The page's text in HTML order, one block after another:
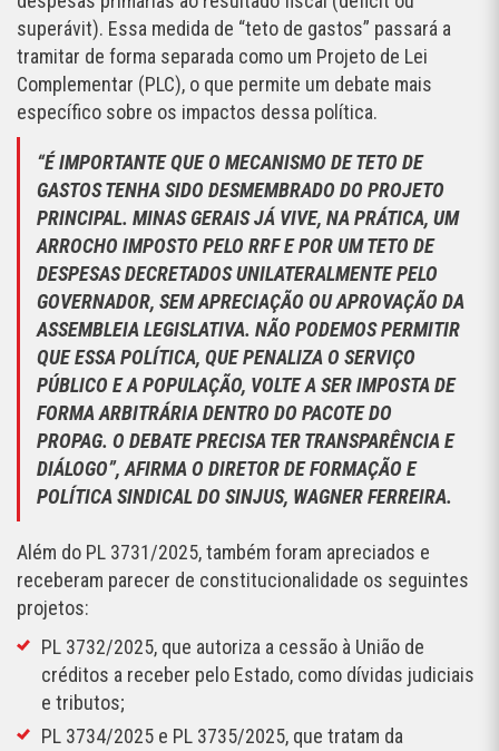
superávit). Essa medida de “teto de gastos” passará a
tramitar de forma separada como um Projeto de Lei
Complementar (PLC), o que permite um debate mais
específico sobre os impactos dessa política.
“É IMPORTANTE QUE O MECANISMO DE TETO DE
GASTOS TENHA SIDO DESMEMBRADO DO PROJETO
PRINCIPAL. MINAS GERAIS JÁ VIVE, NA PRÁTICA, UM
ARROCHO IMPOSTO PELO RRF E POR UM TETO DE
DESPESAS DECRETADOS UNILATERALMENTE PELO
GOVERNADOR, SEM APRECIAÇÃO OU APROVAÇÃO DA
ASSEMBLEIA LEGISLATIVA. NÃO PODEMOS PERMITIR
QUE ESSA POLÍTICA, QUE PENALIZA O SERVIÇO
PÚBLICO E A POPULAÇÃO, VOLTE A SER IMPOSTA DE
FORMA ARBITRÁRIA DENTRO DO PACOTE DO
PROPAG. O DEBATE PRECISA TER TRANSPARÊNCIA E
DIÁLOGO”, AFIRMA O DIRETOR DE FORMAÇÃO E
POLÍTICA SINDICAL DO SINJUS, WAGNER FERREIRA.
Além do PL 3731/2025, também foram apreciados e
receberam parecer de constitucionalidade os seguintes
projetos:
PL 3732/2025, que autoriza a cessão à União de
créditos a receber pelo Estado, como dívidas judiciais
e tributos;
PL 3734/2025 e PL 3735/2025, que tratam da